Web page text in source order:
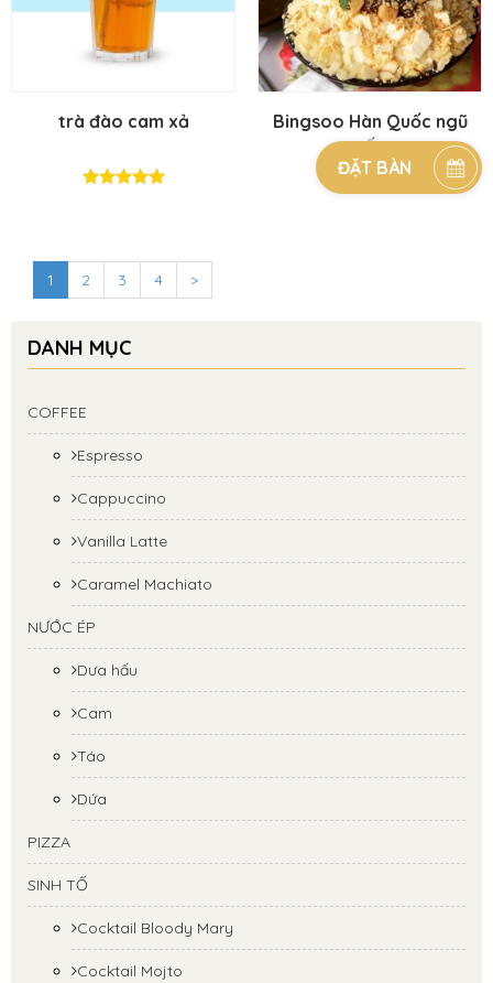
trà đào cam xả
Bingsoo Hàn Quốc ngũ
cốc
1 2 3 4 >
DANH MỤC
COFFEE
Espresso
Cappuccino
Vanilla Latte
Caramel Machiato
NƯỚC ÉP
Dưa hấu
Cam
Táo
Dứa
PIZZA
SINH TỐ
Cocktail Bloody Mary
Cocktail Mojto
ĐẶT BÀN